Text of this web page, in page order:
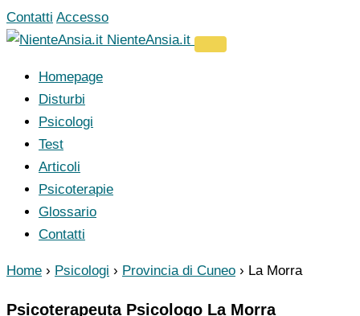
Vai
al
Contatti Accesso
NienteAnsia.it
Homepage
Disturbi
Psicologi
Test
Articoli
Psicoterapie
Glossario
Contatti
Home › Psicologi › Provincia di Cuneo › La Morra
Psicoterapeuta Psicologo La Morra